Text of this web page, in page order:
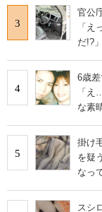
3
官公
「
だ!?
4
6歳
「
な素
5
掛け
を疑
なっ
スシ